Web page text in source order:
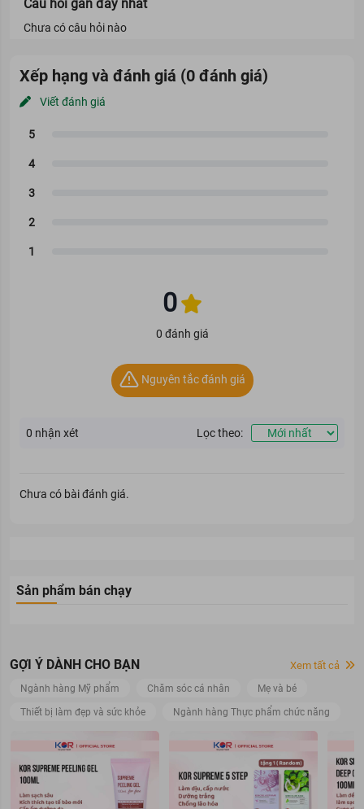
Hiện sản phẩm đã có 3 tông màu:
01 Mirror Ball –
màu hồng lấp lánh trên mi mắt giúp bạn trở nên
thật nổi bật như một “quả bóng gương” trong những buổi tiệc
Câu hỏi gần đây nhất
Chưa có câu hỏi nào
Xếp hạng và đánh giá (0 đánh giá)
Viết đánh giá
0
0 đánh giá
Nguyên tắc đánh giá
0 nhận xét Lọc theo:
Chưa có bài đánh giá.
Sản phẩm bán chạy
GỢI Ý DÀNH CHO BẠN
Ngành hàng Mỹ phẩm Chăm sóc cá nhân Mẹ và bé
Thiết bị làm đẹp và sức khỏe Ngành hàng Thực phẩm chức năng
Xem tất cả